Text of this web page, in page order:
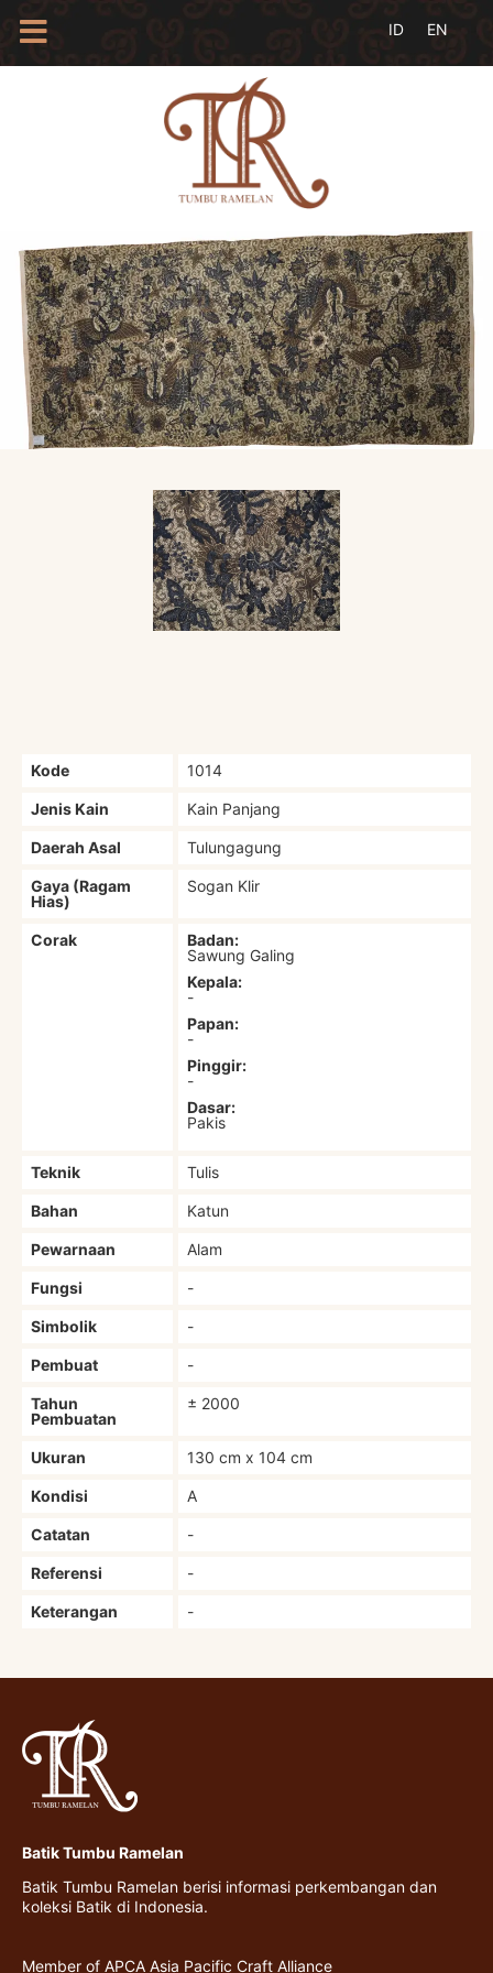
PROFIL
INSAN
BATIK
KAMUS
BATIK
KATALOG
BATIK
TANYA
JAWAB
Kode 1014
Jenis Kain Kain Panjang
Daerah Asal Tulungagung
Gaya (Ragam
Hias)
Sogan Klir
Corak
Badan:
Sawung Galing
Kepala:
-
Papan:
-
Pinggir:
-
Dasar:
Pakis
Teknik Tulis
Bahan Katun
Pewarnaan Alam
Fungsi -
Simbolik -
Pembuat -
Tahun
Pembuatan
± 2000
Ukuran 130 cm x 104 cm
Kondisi A
Catatan -
Referensi -
Keterangan -
Batik Tumbu Ramelan
Batik Tumbu Ramelan berisi informasi perkembangan dan
koleksi Batik di Indonesia.
Member of APCA Asia Pacific Craft Alliance